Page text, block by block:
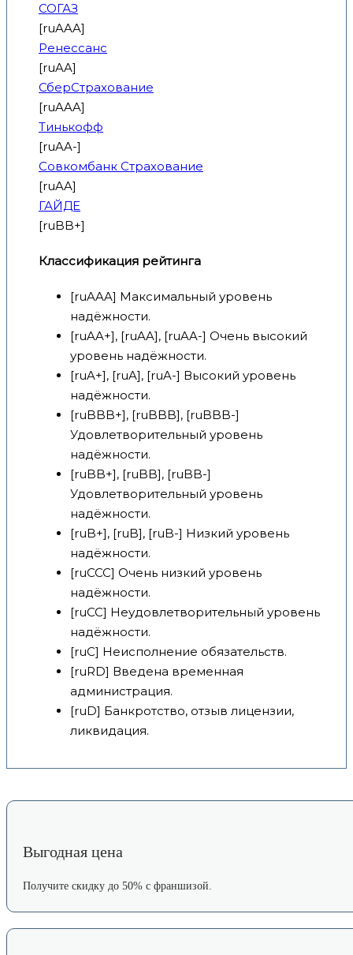
СОГАЗ
[ruAAA]
Ренессанс
[ruAA]
СберСтрахование
[ruAAA]
Тинькофф
[ruAA-]
Совкомбанк Страхование
[ruAA]
ГАЙДЕ
[ruBB+]
Классификация рейтинга
[ruAAA] Максимальный уровень
надёжности.
[ruAA+], [ruAA], [ruAA-] Очень высокий
уровень надёжности.
[ruA+], [ruA], [ruA-] Высокий уровень
надёжности.
[ruBBB+], [ruBBB], [ruBBB-]
Удовлетворительный уровень
надёжности.
[ruBB+], [ruBB], [ruBB-]
Удовлетворительный уровень
надёжности.
[ruB+], [ruB], [ruB-] Низкий уровень
надёжности.
[ruCCC] Очень низкий уровень
надёжности.
[ruCC] Неудовлетворительный уровень
надёжности.
[ruC] Неисполнение обязательств.
[ruRD] Введена временная
администрация.
[ruD] Банкротство, отзыв лицензии,
ликвидация.
Выгодная цена
Получите скидку до 50% с франшизой.